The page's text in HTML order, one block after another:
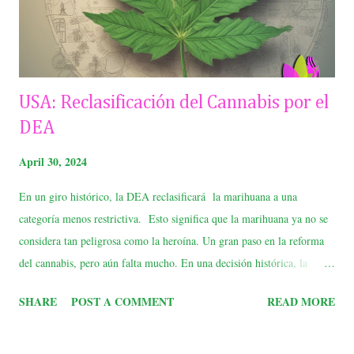
USA: Reclasificación del Cannabis por el
DEA
April 30, 2024
En un giro histórico, la DEA reclasificará la marihuana a una
categoría menos restrictiva. Esto significa que la marihuana ya no se
considera tan peligrosa como la heroína. Un gran paso en la reforma
del cannabis, pero aún falta mucho. En una decisión histórica, la
reclasificará la marihuana de la Lista I a la Lista III. Esto significa que
SHARE POST A COMMENT READ MORE